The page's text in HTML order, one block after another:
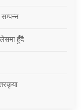
सम्पन्न
हुँदै